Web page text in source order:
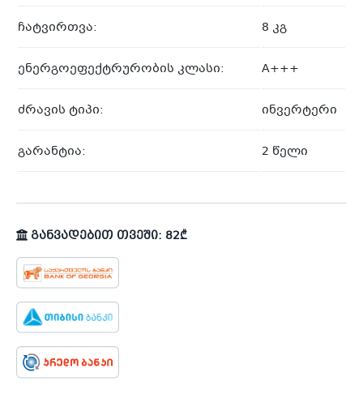
ჩატვირთვა: 8 კგ
ენერგოეფექტრურობის კლასი: A+++
ძრავის ტიპი: ინვერტერი
გარანტია: 2 წელი
განვადებით თვეში: 82₾